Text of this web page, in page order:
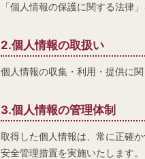
「個人情報の保護に関する法律
2.個人情報の取扱い
個人情報の収集・利用・提供に
3.個人情報の管理体制
取得した個人情報は、常に正確
安全管理措置を実施いたします。